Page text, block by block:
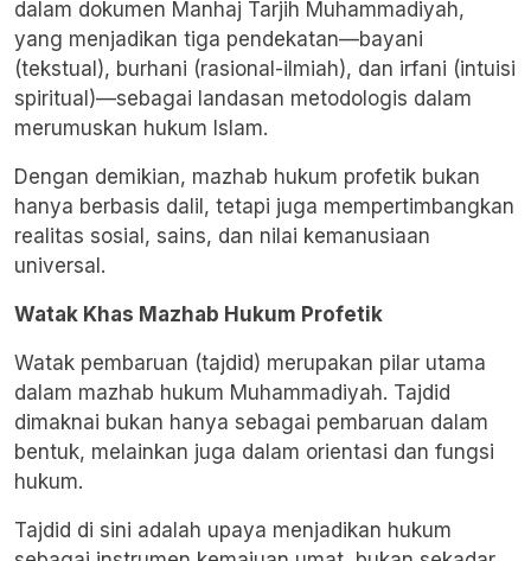
dalam dokumen Manhaj Tarjih Muhammadiyah,
yang menjadikan tiga pendekatan—bayani
(tekstual), burhani (rasional-ilmiah), dan irfani (intuisi
spiritual)—sebagai landasan metodologis dalam
merumuskan hukum Islam.
Dengan demikian, mazhab hukum profetik bukan
hanya berbasis dalil, tetapi juga mempertimbangkan
realitas sosial, sains, dan nilai kemanusiaan
universal.
Watak Khas Mazhab Hukum Profetik
Watak pembaruan (tajdid) merupakan pilar utama
dalam mazhab hukum Muhammadiyah. Tajdid
dimaknai bukan hanya sebagai pembaruan dalam
bentuk, melainkan juga dalam orientasi dan fungsi
hukum.
Tajdid di sini adalah upaya menjadikan hukum